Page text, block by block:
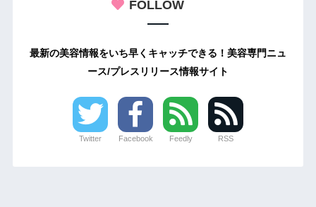
FOLLOW
最新の美容情報をいち早くキャッチできる！美容専門ニュ
ース/プレスリリース情報サイト
Twitter Facebook Feedly RSS